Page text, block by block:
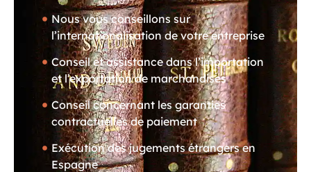
Nous vous conseillons sur
l’internationalisation de votre entreprise
Conseil et assistance dans l’importation
et l’exportation de marchandises
Conseil concernant les garanties
contractuelles de paiement
Exécution des jugements étrangers en
Espagne